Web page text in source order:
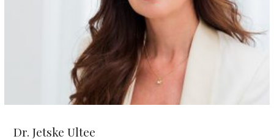
Dr. Jetske Ultee